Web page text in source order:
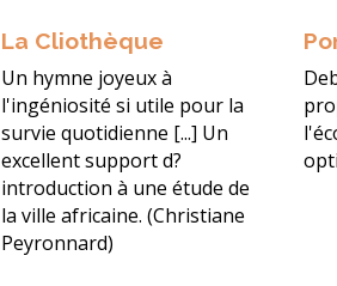
La Cliothèque
Un hymne joyeux à
l'ingéniosité si utile pour la
survie quotidienne [...] Un
excellent support d?
introduction à une étude de
la ville africaine. (Christiane
Peyronnard)